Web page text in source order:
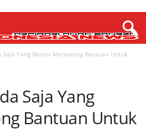
Saja Yang Berani Memotong Bantuan Untuk
Saja Yang
Bantuan Untuk